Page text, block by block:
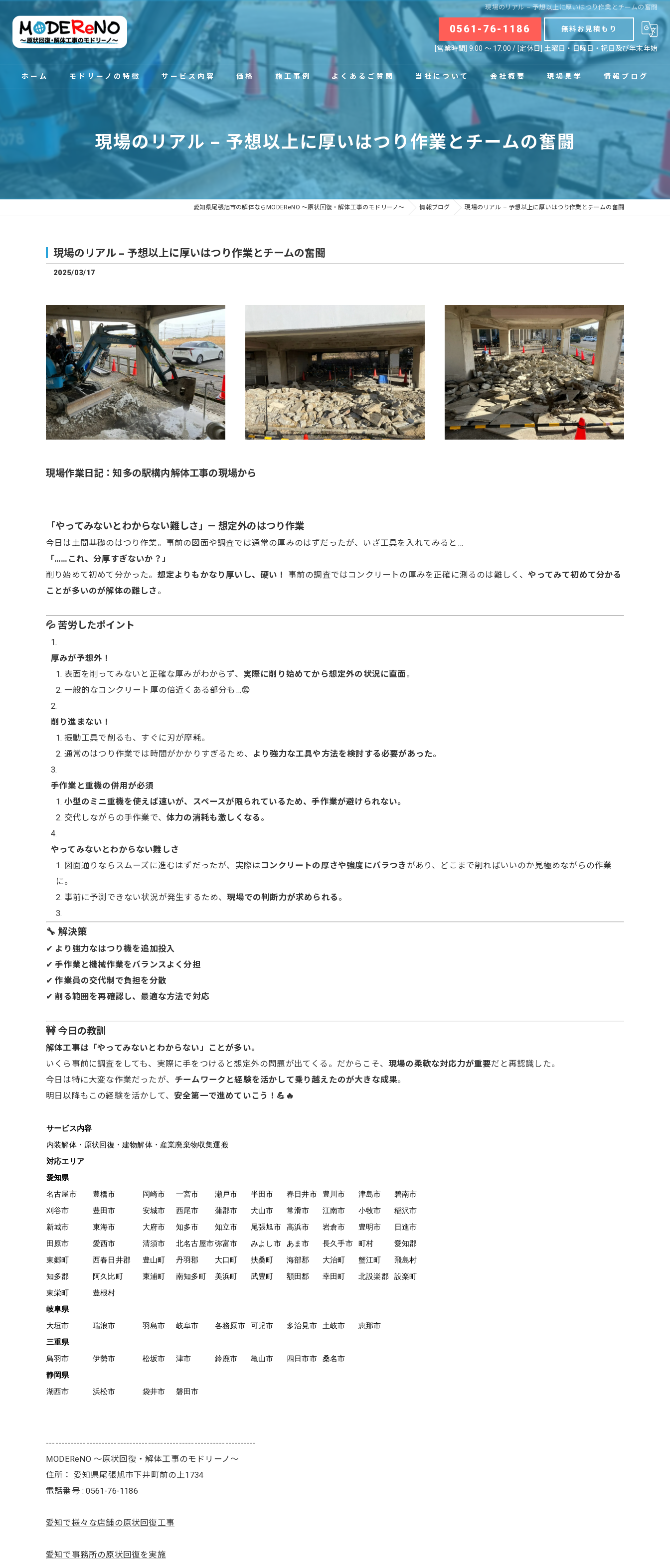
現場のリアル – 予想以上に厚いはつり作業とチームの奮闘
0561-76-1186 無料お見積もり
[営業時間] 9:00 〜 17:00 / [定休日] 土曜日・日曜日・祝日及び年末年始
ホーム モドリーノの特徴 サービス内容 価格 施工事例
お客様の声
よくあるご質問 当社について
店舗
事務所
内装
工場
会社概要
拠点
現場見学 情報ブログ
お知らせ
コラム
現場のリアル – 予想以上に厚いはつり作業とチームの奮闘
愛知県尾張旭市の解体ならMODEReNO ～原状回復・解体工事のモドリーノ～ 情報ブログ 現場のリアル – 予想以上に厚いはつり作業とチームの奮闘
現場のリアル – 予想以上に厚いはつり作業とチームの奮闘
2025/03/17
現場作業日記：知多の駅構内解体工事の現場から
「やってみないとわからない難しさ」— 想定外のはつり作業
今日は土間基礎のはつり作業。事前の図面や調査では通常の厚みのはずだったが、いざ工具を入れてみると…
「……これ、分厚すぎないか？」
削り始めて初めて分かった。 想定よりもかなり厚いし、硬い！ 事前の調査ではコンクリートの厚みを正確に測るのは難しく、やってみて初めて分かる
ことが多いのが解体の難しさ 。
💦 苦労したポイント
厚みが予想外！
表面を削ってみないと正確な厚みがわからず、 実際に削り始めてから想定外の状況に直面。
一般的なコンクリート厚の倍近くある部分も…😨
削り進まない！
振動工具で削るも、すぐに刃が摩耗。
通常のはつり作業では時間がかかりすぎるため、
より強力な工具や方法を検討する必要があった。
手作業と重機の併用が必須
小型のミニ重機を使えば速いが、スペースが限られているため、手作業が避けられない。
交代しながらの手作業で、体力の消耗も激しくなる 。
やってみないとわからない難しさ
図面通りならスムーズに進むはずだったが、実際はコンクリートの厚さや強度にバラつき があり、どこまで削ればいいのか見極めながらの作業
に。
事前に予測できない状況が発生するため、現場での判断力が求められる 。
🔧 解決策
✔ より強力なはつり機を追加投入
✔手作業と機械作業をバランスよく分担
✔作業員の交代制で負担を分散
✔ 削る範囲を再確認し、最適な方法で対応
🚧 今日の教訓
解体工事は「やってみないとわからない」ことが多い。
いくら事前に調査をしても、実際に手をつけると想定外の問題が出てくる。だからこそ、現場の柔軟な対応力が重要だと再認識した。
今日は特に大変な作業だったが、 チームワークと経験を活かして乗り越えたのが大きな成果。
明日以降もこの経験を活かして、 安全第一で進めていこう！💪🔥
サービス内容
内装解体・原状回復・建物解体・産業廃棄物収集運搬
対応エリア
愛知県
名古屋市
豊橋市 岡崎市 一宮市 瀬戸市 半田市 春日井市 豊川市 津島市
碧南市
刈谷市
豊田市 安城市 西尾市 蒲郡市 犬山市 常滑市 江南市 小牧市
稲沢市
新城市
東海市 大府市 知多市 知立市 尾張旭市 高浜市 岩倉市 豊明市
日進市
田原市
愛西市 清須市 北名古屋市弥富市 みよし市 あま市 長久手市 町村
愛知郡
東郷町
西春日井郡 豊山町 丹羽郡 大口町 扶桑町 海部郡 大治町 蟹江町
飛島村
知多郡
阿久比町 東浦町 南知多町 美浜町 武豊町 額田郡 幸田町 北設楽郡
設楽町
東栄町
豊根村
岐阜県
大垣市
瑞浪市 羽島市 岐阜市 各務原市 可児市 多治見市 土岐市
恵那市
三重県
鳥羽市
伊勢市 松坂市 津市 鈴鹿市 亀山市 四日市市
桑名市
静岡県
湖西市
浜松市 袋井市 磐田市
--------------------------------------------------------------------
MODEReNO ～原状回復・解体工事のモドリーノ～
住所： 愛知県尾張旭市下井町前の上1734
電話番号 :0561-76-1186
愛知で様々な店舗の原状回復工事
愛知で事務所の原状回復を実施